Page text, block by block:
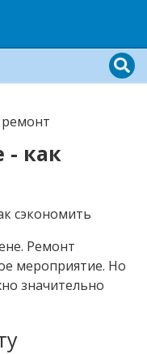
- как
Ремонт
мероприятие. Но
значительно